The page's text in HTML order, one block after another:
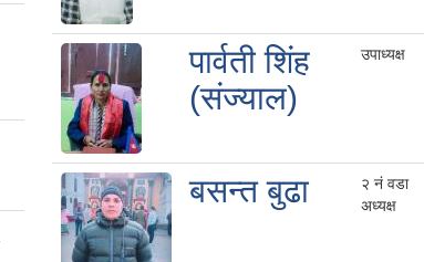
पार्वती शिंह
(संज्याल)
उपाध्यक्ष
बसन्त बुढा
२ नं वडा
अध्यक्ष